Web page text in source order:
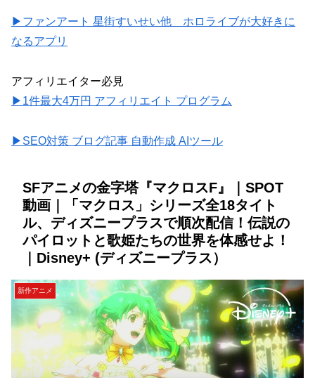
▶ファンアート 星街すいせい他 ホロライブが大好きに
なるアプリ
アフィリエイター必見
▶1件最大4万円 アフィリエイト プログラム
▶SEO対策 ブログ記事 自動作成 AIツール
SFアニメの金字塔『マクロスF』｜SPOT
動画｜「マクロス」シリーズ全18タイト
ル、ディズニープラスで順次配信！伝説の
パイロットと歌姫たちの世界を体感せよ！
｜Disney+ (ディズニープラス）
新作アニメ